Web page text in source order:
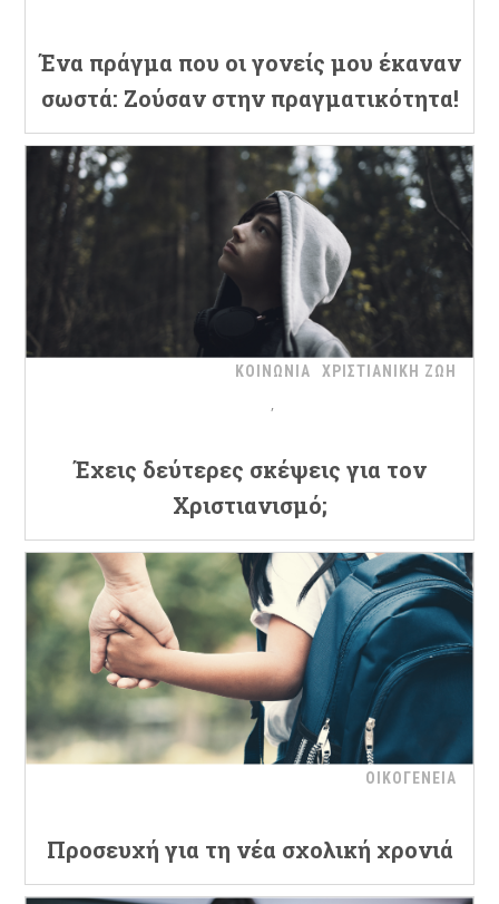
Ένα πράγμα που οι γονείς μου έκαναν
σωστά: Ζούσαν στην πραγματικότητα!
ΚΟΙΝΩΝΙΑ ΧΡΙΣΤΙΑΝΙΚΗ ΖΩΗ
Έχεις δεύτερες σκέψεις για τον
Χριστιανισμό;
ΟΙΚΟΓΕΝΕΙΑ
Προσευχή για τη νέα σχολική χρονιά